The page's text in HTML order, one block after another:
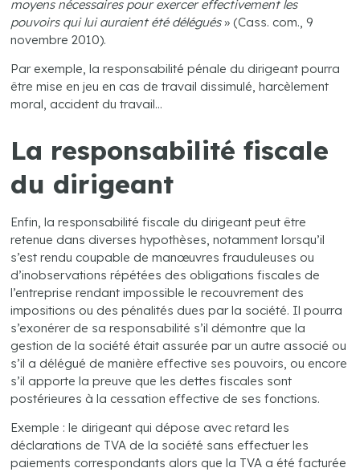
moyens nécessaires pour exercer effectivement les
pouvoirs qui lui auraient été délégués» (Cass. com., 9
novembre 2010).
Par exemple, la responsabilité pénale du dirigeant pourra
être mise en jeu en cas de travail dissimulé, harcèlement
moral, accident du travail…
La responsabilité fiscale
du dirigeant
Enfin, la responsabilité fiscale du dirigeant peut être
retenue dans diverses hypothèses, notamment lorsqu’il
s’est rendu coupable de manœuvres frauduleuses ou
d’inobservations répétées des obligations fiscales de
l’entreprise rendant impossible le recouvrement des
impositions ou des pénalités dues par la société. Il pourra
s’exonérer de sa responsabilité s’il démontre que la
gestion de la société était assurée par un autre associé ou
s’il a délégué de manière effective ses pouvoirs, ou encore
s’il apporte la preuve que les dettes fiscales sont
postérieures à la cessation effective de ses fonctions.
Exemple : le dirigeant qui dépose avec retard les
déclarations de TVA de la société sans effectuer les
paiements correspondants alors que la TVA a été facturée